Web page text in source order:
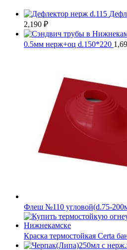
2,190 ₽
0.5мм нерж+оц d.150*220
Флеш №110 угловой(d.75-
Краска термостойкая Certa